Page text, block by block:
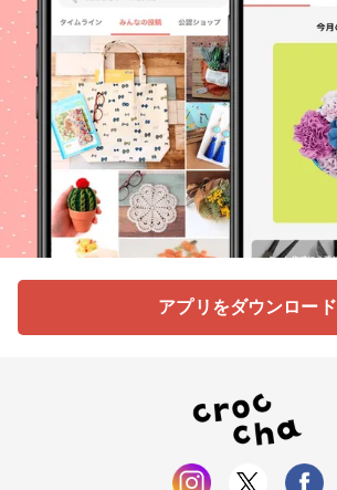
アプリをダウンロード